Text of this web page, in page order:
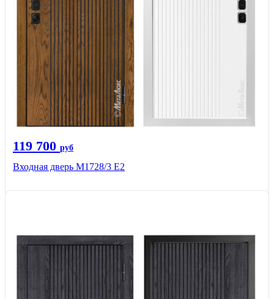
119 700 руб
Входная дверь М1728/3 Е2